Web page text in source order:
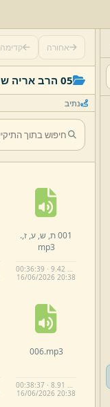
אחורה קדימה
05 הרב אריה שפירא
נתיב
001 ת, ש, ע, ז,.
mp3
00:36:39 · 9.42 MB
16/06/2026 20:38
006.mp3
00:38:37 · 8.91 MB
16/06/2026 20:38